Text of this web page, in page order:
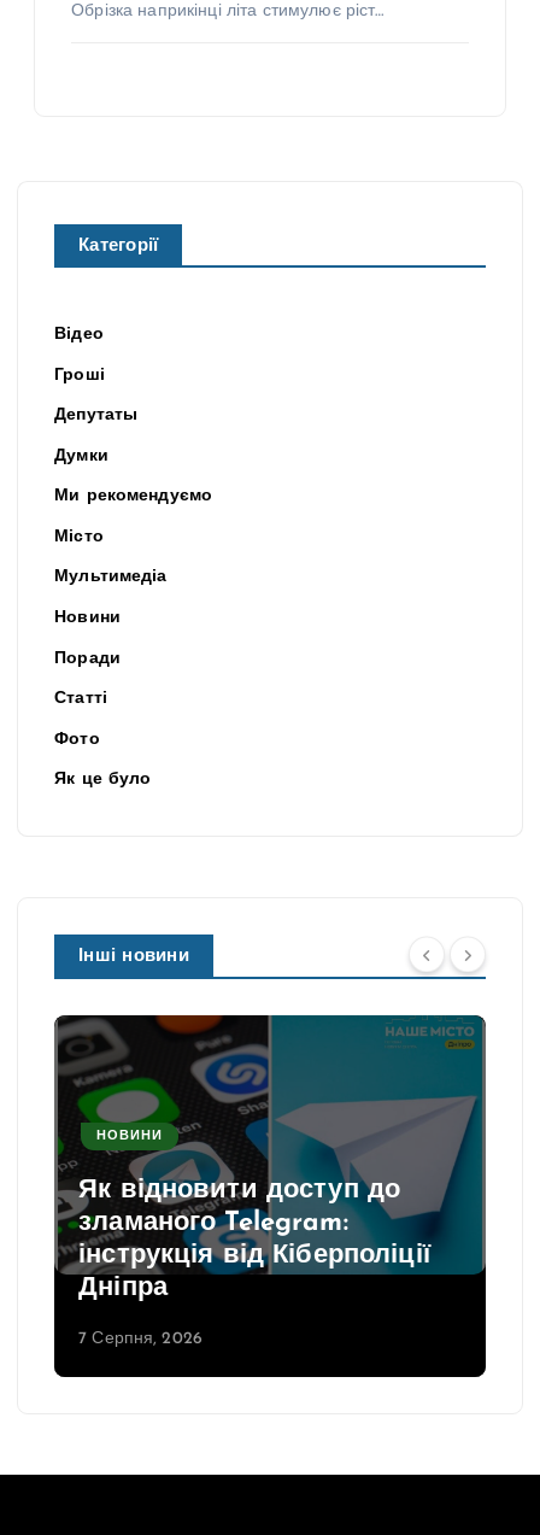
Обрізка наприкінці літа стимулює ріст…
Категорії
Відео
Гроші
Депутаты
Думки
Ми рекомендуємо
Місто
Мультимедіа
Новини
Поради
Статті
Фото
Як це було
Інші новини
НОВИНИ
Затримки поїздів з Дніпра
через пошкодження
залізничної інфраструктури
7 Серпня, 2026